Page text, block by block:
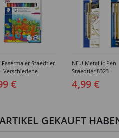
Fasermaler Staedtler
Verschiedene
€
NEU Metallic Pen
Staedtler 8323 -
4,99 €
GEKAUFT